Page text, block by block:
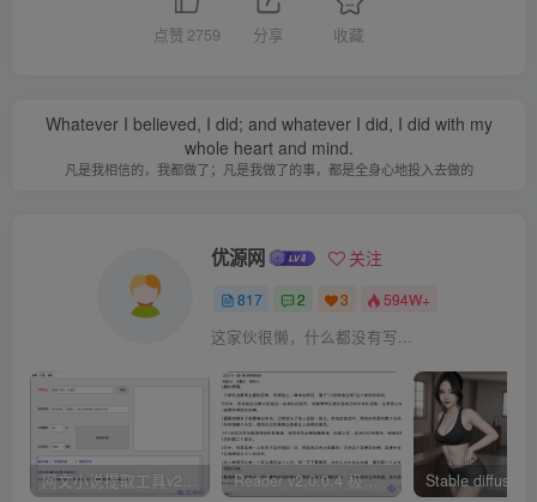
点赞 2759 分享 收藏
Whatever I believed, I did; and whatever I did, I did with my
whole heart and mind.
凡是我相信的，我都做了；凡是我做了的事，都是全身心地投入去做的
优源网 关注
817 2 3 594W+
这家伙很懒，什么都没有写...
Reader v2.0.0.4 极简小说阅读器支持导入在线及离线书源